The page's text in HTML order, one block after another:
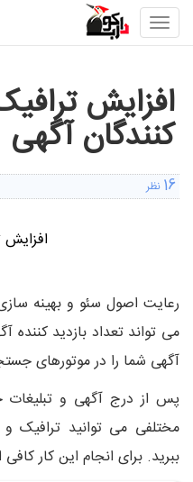
Toggle
navigation
افزایش
کنندگان آگهی
16 نظر
افزایش
رعایت اصول سئو و بهینه
می تواند تعداد بازدید کننده
آگهی شما را در موتورهای
پس از درج آگهی و تبلیغات
مختلفی می توانید ترافیک و
ببرید. برای انجام این کار